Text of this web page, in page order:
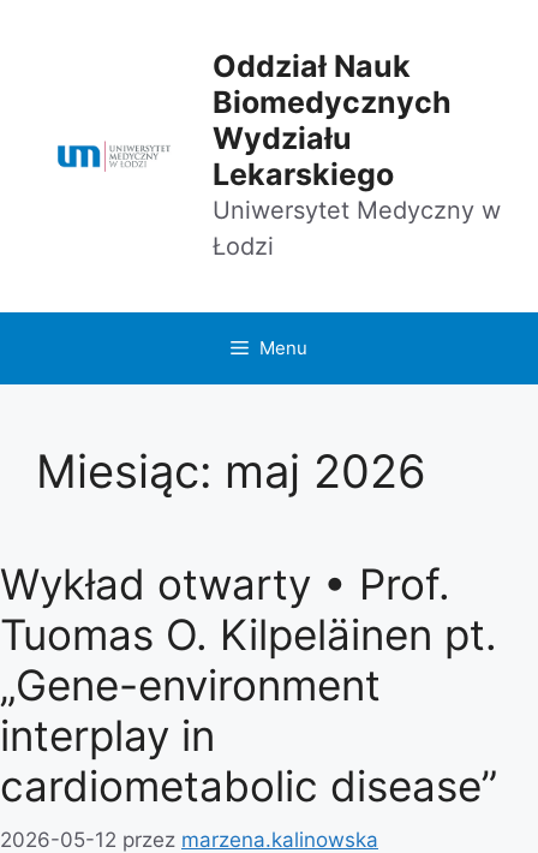
Oddział Nauk
Biomedycznych
Wydziału
Lekarskiego
Uniwersytet Medyczny w
Łodzi
Menu
Miesiąc: maj 2026
Wykład otwarty • Prof.
Tuomas O. Kilpeläinen pt.
„Gene-environment
interplay in
cardiometabolic disease”
2026-05-12 przez marzena.kalinowska